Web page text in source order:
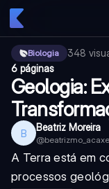
Biologia 348
6 páginas
Geologia:
B Beatriz Moreira
@beatrizmo_acaxe
A Terra está em
processos